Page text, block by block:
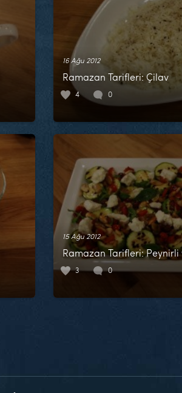
16 Ağu 2012
Ramazan Tarifleri: Çilav
4 0
15 Ağu 2012
Ramazan Tarifleri:
3 0